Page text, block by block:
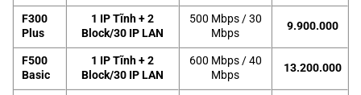
F300
Plus
1 IP Tĩnh + 2
Block/30 IP LAN
500 Mbps / 30
Mbps
9.900.000
F500
Basic
1 IP Tĩnh + 2
Block/30 IP LAN
600 Mbps / 40
Mbps
13.200.000